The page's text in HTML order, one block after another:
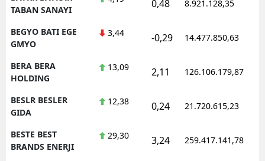
TABAN SANAYI
0,48 8.921.128,35
BEGYO BATI EGE
GMYO
3,44 -0,29 14.477.850,63
BERA BERA
HOLDING
13,09 2,11 126.106.179,87
BESLR BESLER
GIDA
12,38 0,24 21.720.615,23
BESTE BEST
BRANDS ENERJI
29,30 3,24 259.417.141,78